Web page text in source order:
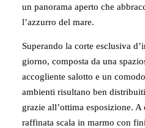
un panorama aperto che
l’azzurro del mare.
Superando la corte esclusiva
giorno, composta da una
accogliente salotto e un
ambienti risultano ben
grazie all’ottima esposizione.
raffinata scala in marmo con